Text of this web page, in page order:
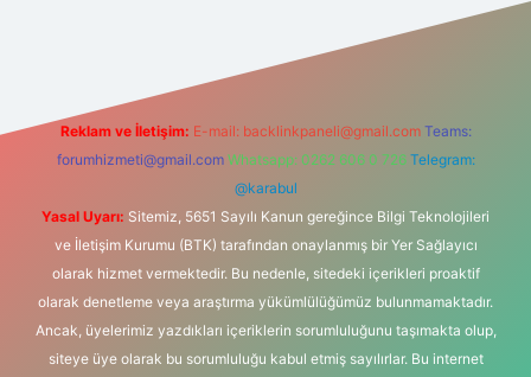
Reklam ve İletişim: E-mail: backlinkpaneli@gmail.com Teams:
forumhizmeti@gmail.com Whatsapp: 0262 606 0 726 Telegram:
@karabul
Yasal Uyarı: Sitemiz, 5651 Sayılı Kanun gereğince Bilgi Teknolojileri
ve İletişim Kurumu (BTK) tarafından onaylanmış bir Yer Sağlayıcı
olarak hizmet vermektedir. Bu nedenle, sitedeki içerikleri proaktif
olarak denetleme veya araştırma yükümlülüğümüz bulunmamaktadır.
Ancak, üyelerimiz yazdıkları içeriklerin sorumluluğunu taşımakta olup,
siteye üye olarak bu sorumluluğu kabul etmiş sayılırlar. Bu internet